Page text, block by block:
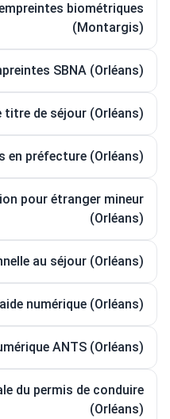
biométriques
(Montargis)
SBNA (Orléans)
titre de séjour (Orléans)
en préfecture (Orléans)
pour étranger mineur
(Orléans)
au séjour (Orléans)
numérique (Orléans)
ANTS (Orléans)
du permis de conduire
(Orléans)